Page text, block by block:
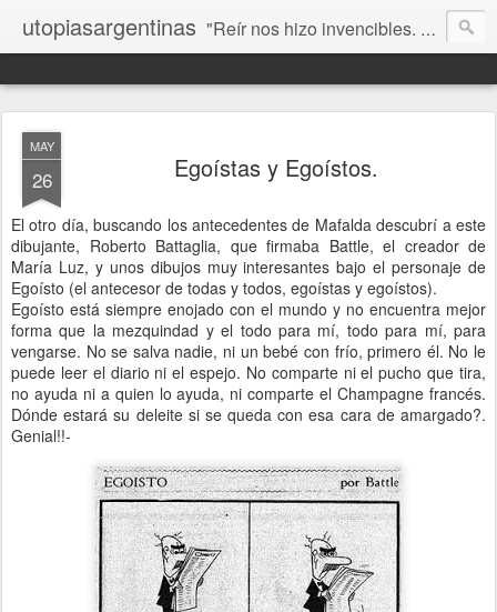
utopiasargentinas "Reír nos hizo invencibles. No como los que siempre ganan, sino como aquellos que no se rinden”. Frida Kahlo
MAY
26 Egoístas y Egoístos.
El otro día, buscando los antecedentes de Mafalda descubrí a este
dibujante, Roberto Battaglia, que firmaba Battle, el creador de
María Luz, y unos dibujos muy interesantes bajo el personaje de
Egoísto (el antecesor de todas y todos, egoístas y egoístos).
Egoísto está siempre enojado con el mundo y no encuentra mejor
forma que la mezquindad y el todo para mí, todo para mí, para
vengarse. No se salva nadie, ni un bebé con frío, primero él. No le
puede leer el diario ni el espejo. No comparte ni el pucho que tira,
no ayuda ni a quien lo ayuda, ni comparte el Champagne francés.
Dónde estará su deleite si se queda con esa cara de amargado?.
Genial!!-